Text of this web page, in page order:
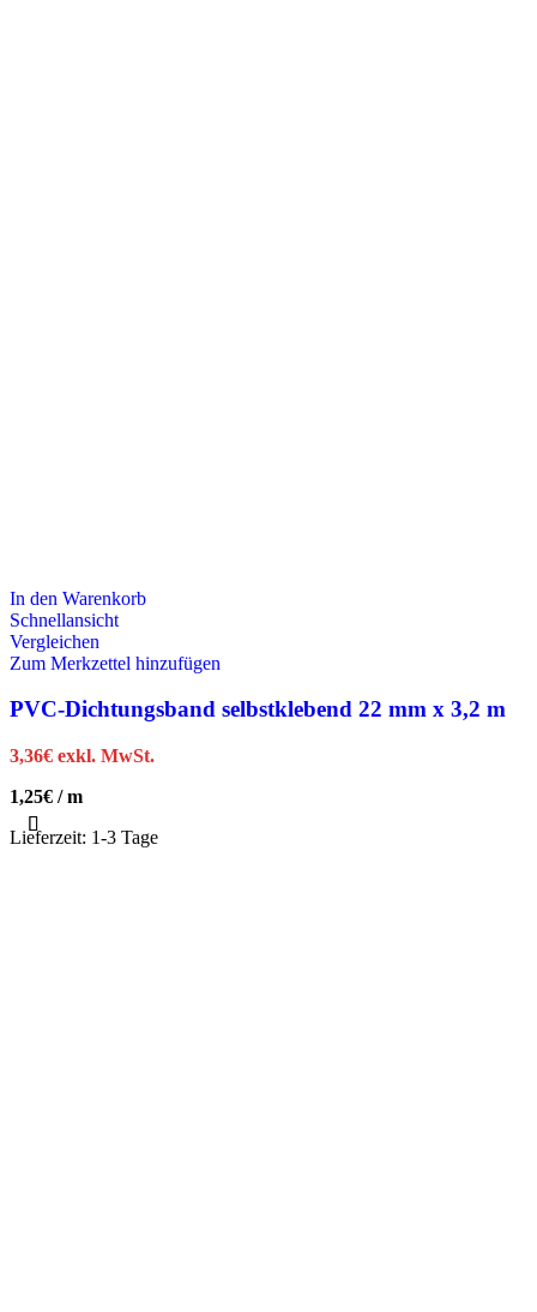
In den Warenkorb
Schnellansicht
Vergleichen
Zum Merkzettel hinzufügen
PVC-Dichtungsband selbstklebend 22 mm x 3,2 m
3,36€ exkl. MwSt.
1,25€ /m
Lieferzeit: 1-3 Tage